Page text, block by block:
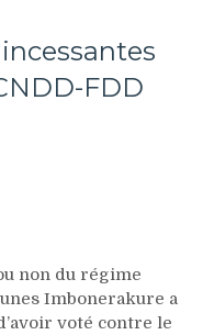
FDD
non du régime
Imbonerakure a
voté contre le